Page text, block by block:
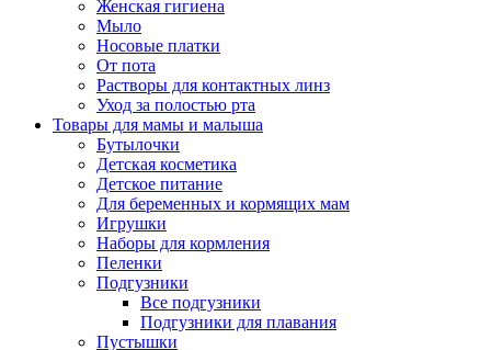
Женская гигиена
Мыло
Носовые платки
От пота
Растворы для контактных линз
Уход за полостью рта
Товары для мамы и малыша
Бутылочки
Детская косметика
Детское питание
Для беременных и кормящих мам
Игрушки
Наборы для кормления
Пеленки
Подгузники
Все подгузники
Подгузники для плавания
Пустышки